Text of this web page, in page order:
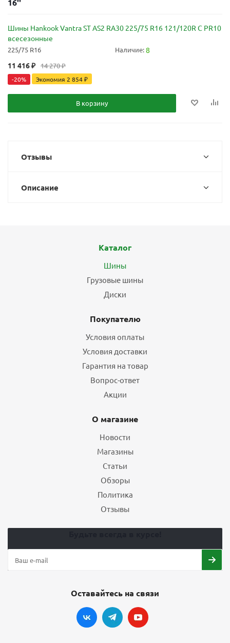
16''
Шины Hankook Vantra ST AS2 RA30 225/75 R16 121/120R C PR10
всесезонные
225/75 R16 Наличие:8
11 416₽ 14 270₽
-20% Экономия 2 854₽
В корзину
Отзывы
Описание
Каталог
Шины
Грузовые шины
Диски
Покупателю
Условия оплаты
Условия доставки
Гарантия на товар
Вопрос-ответ
Акции
О магазине
Новости
Магазины
Статьи
Обзоры
Политика
Отзывы
Оставайтесь на связи